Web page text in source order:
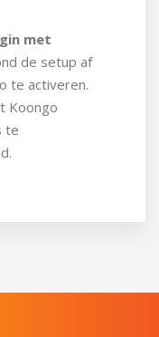
met
de setup af
te activeren.
Koongo
te